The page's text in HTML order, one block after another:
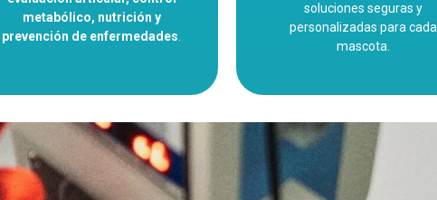
metabólico, nutrición y
prevención de enfermedades
soluciones seguras y
personalizadas para cada
mascota.